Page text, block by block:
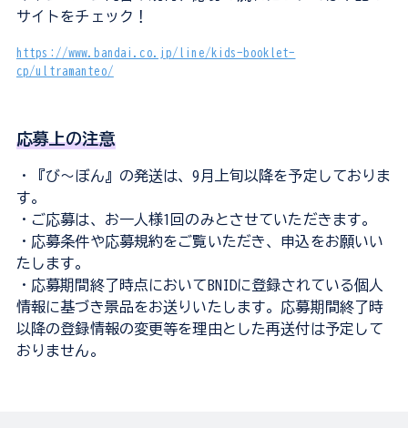
サイトをチェック！
https://www.bandai.co.jp/line/kids-booklet-
cp/ultramanteo/
応募上の注意
・『び～ぼん』の発送は、9月上旬以降を予定しておりま
す。
・ご応募は、お一人様1回のみとさせていただきます。
・応募条件や応募規約をご覧いただき、申込をお願いい
たします。
・応募期間終了時点においてBNIDに登録されている個人
情報に基づき景品をお送りいたします。応募期間終了時
以降の登録情報の変更等を理由とした再送付は予定して
おりません。